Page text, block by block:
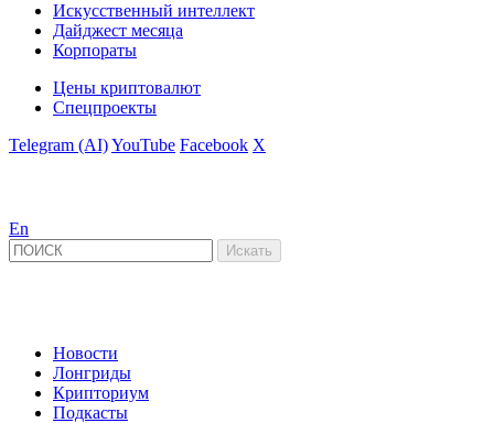
Искусственный интеллект
Дайджест месяца
Корпораты
Цены криптовалют
Спецпроекты
Telegram (AI)YouTube Facebook X
En
Новости
Лонгриды
Крипториум
Подкасты